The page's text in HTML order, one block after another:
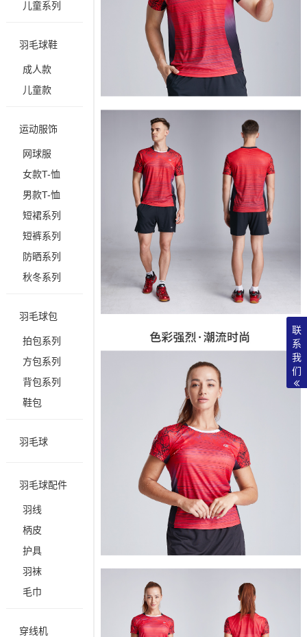
儿童系列
羽毛球鞋
成人款
儿童款
运动服饰
网球服
女款T-恤
男款T-恤
短裙系列
短裤系列
防晒系列
秋冬系列
羽毛球包
拍包系列
方包系列
背包系列
鞋包
羽毛球
羽毛球配件
羽线
柄皮
护具
羽袜
毛巾
穿线机
联
系
我
们